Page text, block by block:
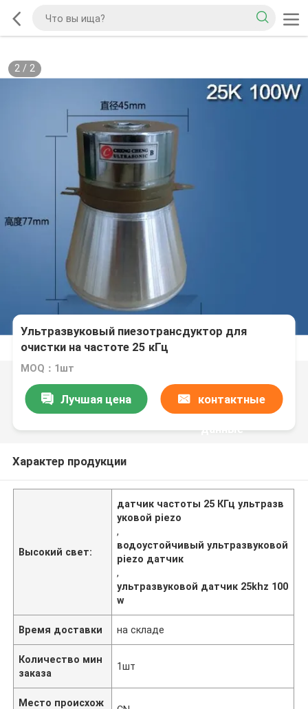
2/ 2
Ультразвуковый пиезотрансдуктор для
очистки на частоте 25 кГц
MOQ：1шт
Лучшая цена контактные
данные
Характер продукции
Высокий свет:
датчик частоты 25 КГц ультразв
уковой piezo
,
водоустойчивый ультразвуковой
piezo датчик
,
ультразвуковой датчик 25khz 100
w
Время доставки на складе
Количество мин
заказа
1шт
Место происхож